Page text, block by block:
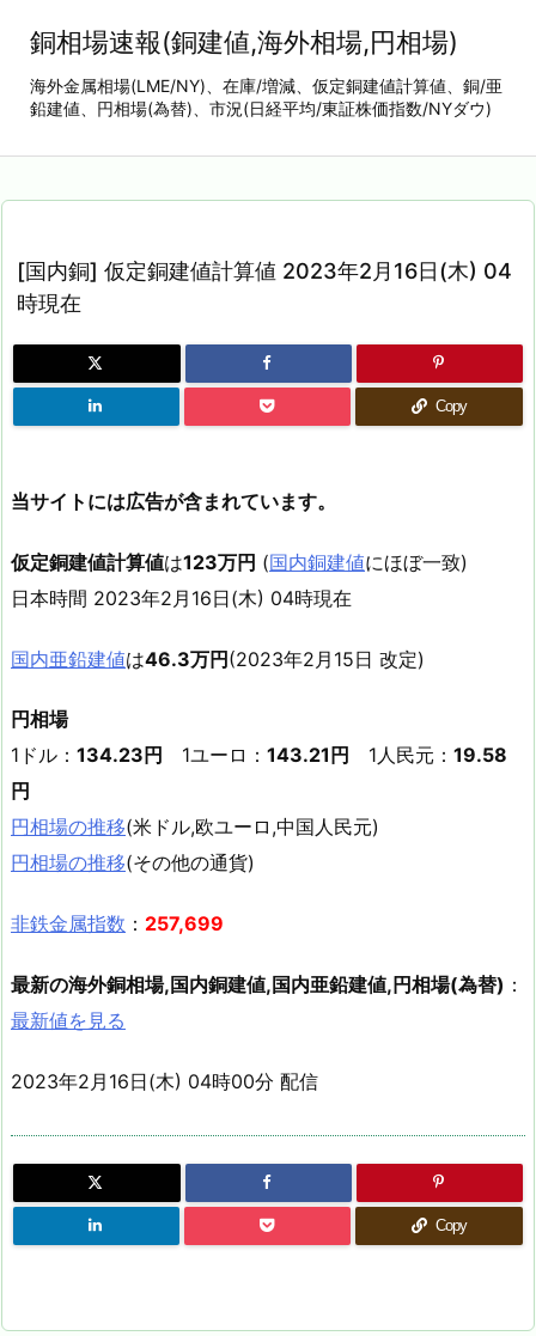
銅相場速報(銅建値,海外相場,円相場)
海外金属相場(LME/NY)、在庫/増減、仮定銅建値計算値、銅/亜
鉛建値、円相場(為替)、市況(日経平均/東証株価指数/NYダウ)
[国内銅] 仮定銅建値計算値 2023年2月16日(木) 04
時現在
Copy
当サイトには広告が含まれています。
仮定銅建値計算値は123万円 (国内銅建値にほぼ一致)
日本時間 2023年2月16日(木) 04時現在
国内亜鉛建値は46.3万円(2023年2月15日 改定)
円相場
1ドル： 134.23円 1ユーロ： 143.21円 1人民元： 19.58
円
円相場の推移(米ドル,欧ユーロ,中国人民元)
円相場の推移(その他の通貨)
非鉄金属指数 ： 257,699
最新の海外銅相場,国内銅建値,国内亜鉛建値,円相場(為替) ：
最新値を見る
2023年2月16日(木) 04時00分 配信
Copy